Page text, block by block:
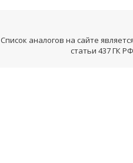
Список аналогов на сайте
статьи 437 ГК